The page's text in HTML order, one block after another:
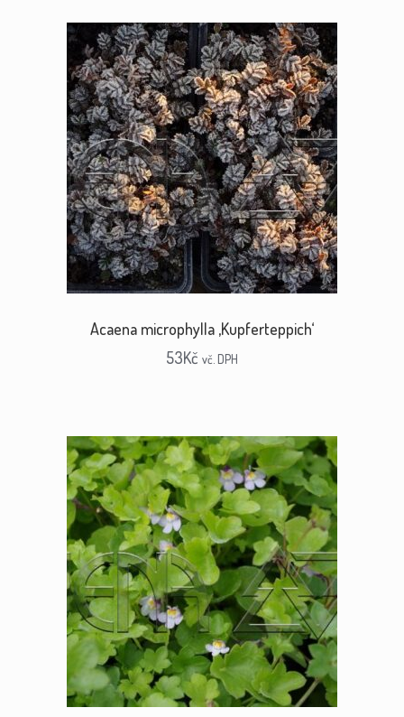
Acaena microphylla ‚Kupferteppich‘
53Kč vč. DPH